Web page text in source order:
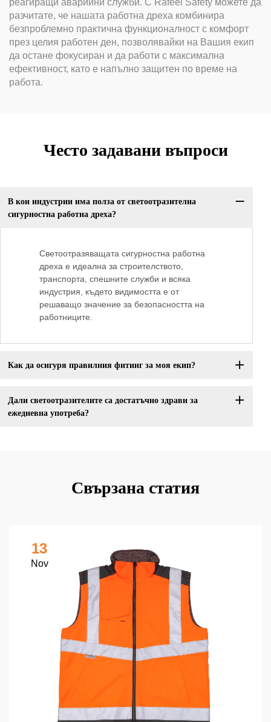
реагиращи аварийни служби. С Rafeel Safety можете да
разчитате, че нашата работна дреха комбинира
безпроблемно практична функционалност с комфорт
през целия работен ден, позволявайки на Вашия екип
да остане фокусиран и да работи с максимална
ефективност, като е напълно защитен по време на
работа.
Често задавани въпроси
В кои индустрии има полза от светоотразителна
сигурностна работна дреха?
Светоотразяващата сигурностна работна
дреха е идеална за строителството,
транспорта, спешните служби и всяка
индустрия, където видимостта е от
решаващо значение за безопасността на
работниците.
Как да осигуря правилния фитинг за моя екип?
Дали светоотразителите са достатъчно здрави за
ежедневна употреба?
Свързана статия
13
Nov